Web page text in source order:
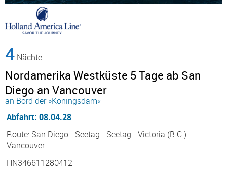
4 Nächte
Nordamerika Westküste 5 Tage ab San
Diego an Vancouver
an Bord der »Koningsdam«
Abfahrt: 08.04.28
Route: San Diego - Seetag - Seetag - Victoria (B.C.) -
Vancouver
HN346611280412